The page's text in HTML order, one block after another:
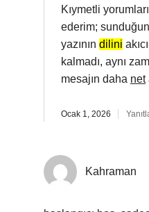
Kıymetli
ederim;
yazının dilini
kalmadı, aynı
mesajın daha net
Ocak 1, 2026
Kahraman